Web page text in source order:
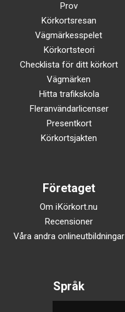
Prov
Körkortsresan
Vägmärkesspelet
Körkortsteori
Checklista för ditt körkort
Vägmärken
Hitta trafikskola
Fleranvändarlicenser
Presentkort
Körkortsjakten
Företaget
Om iKörkort.nu
Recensioner
Våra andra onlineutbildningar
Språk